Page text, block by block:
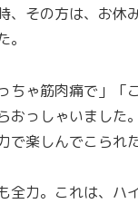
、その方は、お休
ちゃ筋肉痛で」「
おっしゃいました
で楽しんでこられ
全力。これは、ハ